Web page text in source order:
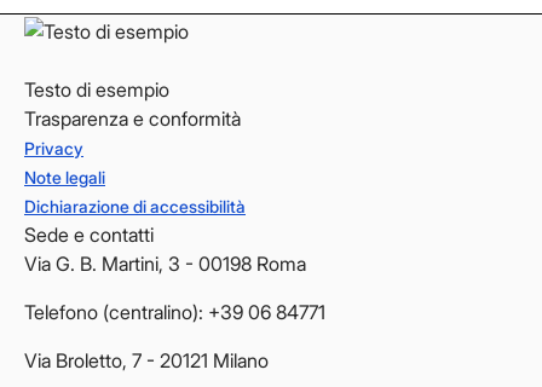
Testo di esempio
Trasparenza e conformità
Privacy
Note legali
Dichiarazione di accessibilità
Sede e contatti
Via G. B. Martini, 3 - 00198 Roma
Telefono (centralino): +39 06 84771
Via Broletto, 7 - 20121 Milano